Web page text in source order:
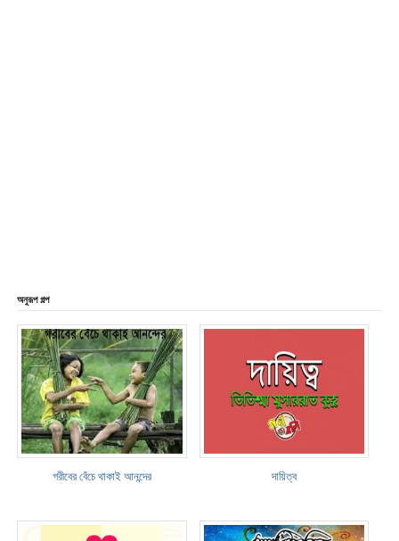
অনুরূপ গল্প
গরীবের বেঁচে থাকাই আনন্দের দায়িত্ব